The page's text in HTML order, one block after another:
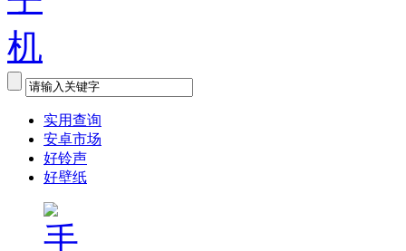
实用查询
安卓市场
好铃声
好壁纸